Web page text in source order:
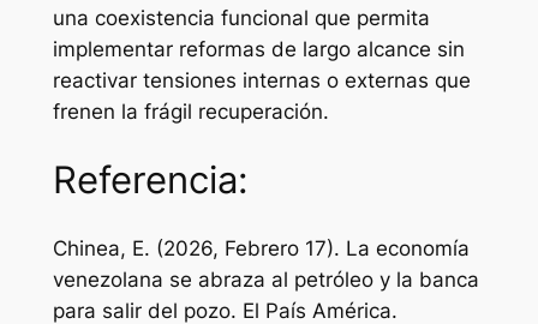
una coexistencia funcional que permita
implementar reformas de largo alcance sin
reactivar tensiones internas o externas que
frenen la frágil recuperación.
Referencia:
Chinea, E. (2026, Febrero 17). La economía
venezolana se abraza al petróleo y la banca
para salir del pozo. El País América.